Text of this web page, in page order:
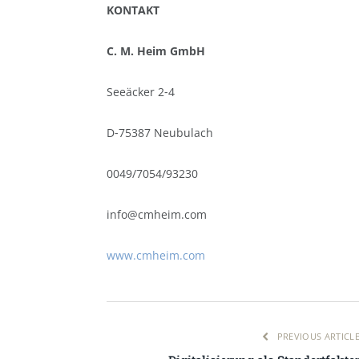
KONTAKT
C. M. Heim GmbH
Seeäcker 2‑4
D‑75387 Neubulach
0049/7054/93230
info@cmheim.com
www.cmheim.com
PREVIOUS ARTICLE